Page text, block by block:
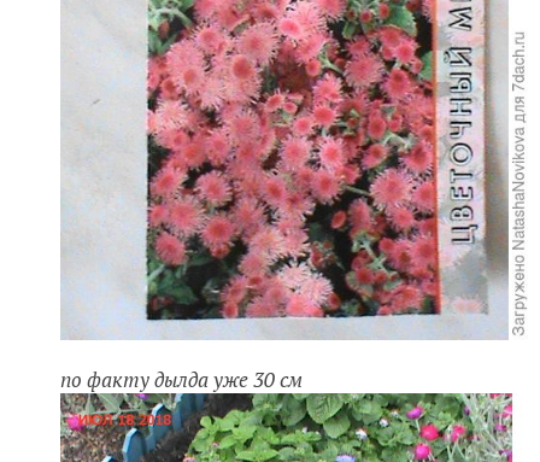
по факту дылда уже 30 см